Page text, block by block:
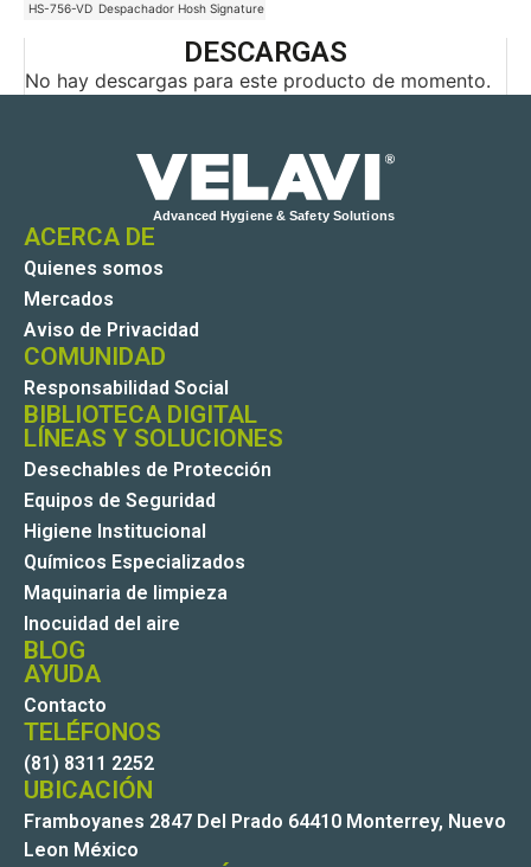
HS-756-VD Despachador Hosh Signature Higiénico Mini
DESCARGAS
No hay descargas para este producto de momento.
ACERCA DE
Quienes somos
Mercados
Aviso de Privacidad
COMUNIDAD
Responsabilidad Social
BIBLIOTECA DIGITAL
LÍNEAS Y SOLUCIONES
Desechables de Protección
Equipos de Seguridad
Higiene Institucional
Químicos Especializados
Maquinaria de limpieza
Inocuidad del aire
BLOG
AYUDA
Contacto
TELÉFONOS
(81) 8311 2252
UBICACIÓN
Framboyanes 2847 Del Prado 64410 Monterrey, Nuevo
Leon México